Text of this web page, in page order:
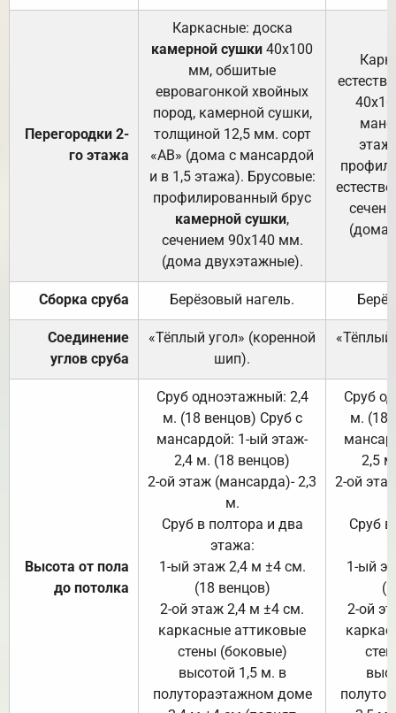
Перегородки 2-
го этажа
Каркасные: доска
камерной сушки 40х100
мм, обшитые
евровагонкой хвойных
пород, камерной сушки,
толщиной 12,5 мм. сорт
«АВ» (дома с мансардой
и в 1,5 этажа). Брусовые:
профилированный брус
камерной сушки,
сечением 90х140 мм.
(дома двухэтажные).
(дома
Сборка сруба Берёзовый нагель.
Соединение
углов сруба
«Тёплый угол» (коренной
шип).
«Тёплый
Высота от пола
до потолка
Сруб одноэтажный: 2,4
м. (18 венцов) Сруб с
мансардой: 1-ый этаж-
2,4 м. (18 венцов)
2-ой этаж (мансарда)- 2,3
м.
Сруб в полтора и два
этажа:
1-ый этаж 2,4 м ±4 см.
(18 венцов)
2-ой этаж 2,4 м ±4 см.
каркасные аттиковые
стены (боковые)
высотой 1,5 м. в
полутораэтажном доме
Сруб
м. (18
2,5
2-ой
Сруб
1-ый
2-ой